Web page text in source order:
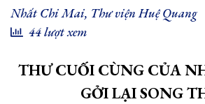
Nhất Chi Mai, Thư viện Huệ Quang
44 lượt xem
THƯ CUỐI CÙNG CỦA
GỞI LẠI SONG